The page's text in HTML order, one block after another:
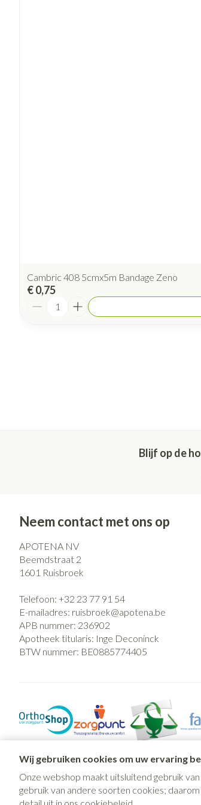
Wij gebruiken cookies om uw ervaring
Onze webshop maakt uitsluitend gebruik
gebruik van andere soorten cookies;
Cambric 408 5cmx5m Bandage Zeno
€ 0,75
Blijf op de
Neem contact met ons op
APOTENA NV
Beemdstraat 2
1601 Ruisbroek
Telefoon: +32 23 77 91 54
E-mailadres: ruisbroek@apotena.be
APB nummer: 236902
Apotheek titularis: Inge Deconinck
BTW nummer: BE0885774405